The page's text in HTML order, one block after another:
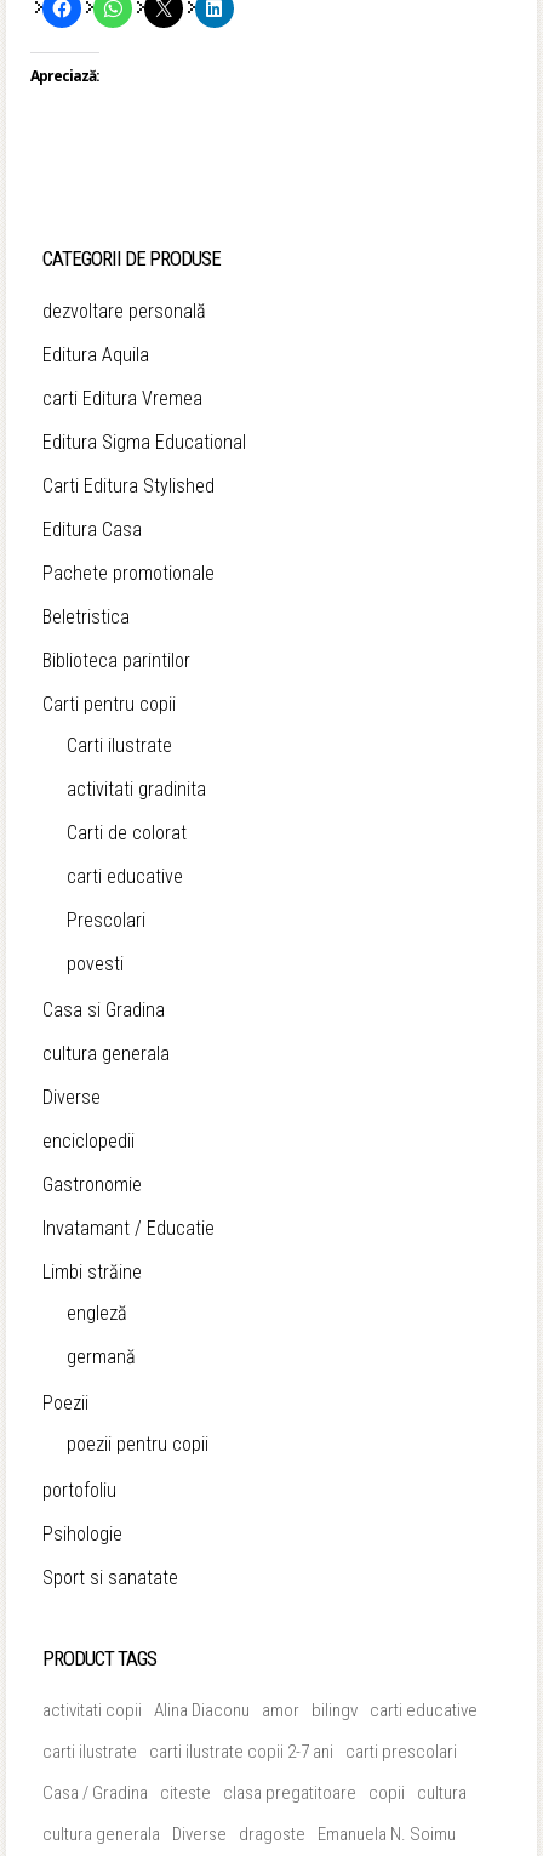
Apreciază:
CATEGORII DE PRODUSE
dezvoltare personală
Editura Aquila
carti Editura Vremea
Editura Sigma Educational
Carti Editura Stylished
Editura Casa
Pachete promotionale
Beletristica
Biblioteca parintilor
Carti pentru copii
Carti ilustrate
activitati gradinita
Carti de colorat
carti educative
Prescolari
povesti
Casa si Gradina
cultura generala
Diverse
enciclopedii
Gastronomie
Invatamant / Educatie
Limbi străine
engleză
germană
Poezii
poezii pentru copii
portofoliu
Psihologie
Sport si sanatate
PRODUCT TAGS
activitati copii Alina Diaconu amor bilingv
carti educative
carti ilustrate
carti ilustrate copii 2-7 ani
carti prescolari
Casa / Gradina
citeste clasa pregatitoare copii
cultura
cultura generala
Diverse dragoste
Emanuela N. Soimu